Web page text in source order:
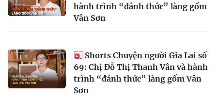
hành trình “đánh thức” làng gốm
Vân Sơn
Shorts Chuyện người Gia Lai số
69: Chị Đỗ Thị Thanh Vân và hành
trình “đánh thức” làng gốm Vân
Sơn